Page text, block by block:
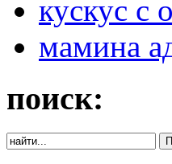
кускус с
мамина
поиск: